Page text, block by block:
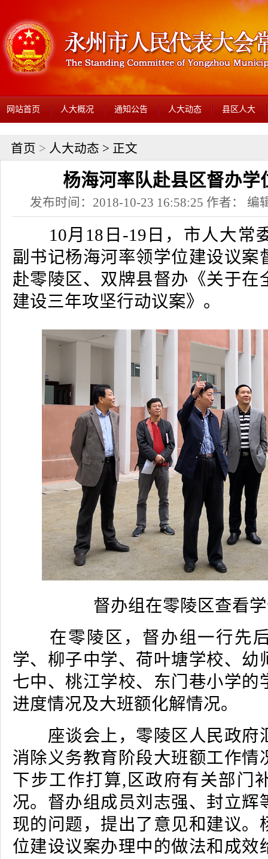
网站首页 人大概况 通知公告 人大动态 县区人大
首页 > 人大动态 > 正文
杨海河率队赴县区督办学
发布时间：2018-10-23 16:58:25 作者： 编
10月18日-19日，市人大常
副书记杨海河率领学位建设议案
赴零陵区、双牌县督办《关于在
建设三年攻坚行动议案》。
督办组在零陵区查看学
在零陵区，督办组一行先后
学、柳子中学、荷叶塘学校、幼
七中、桃江学校、东门巷小学的
进度情况及大班额化解情况。
座谈会上，零陵区人民政府
消除义务教育阶段大班额工作情
下步工作打算,区政府有关部门
况。督办组成员刘志强、封立辉
现的问题，提出了意见和建议。
位建设议案办理中的做法和成效